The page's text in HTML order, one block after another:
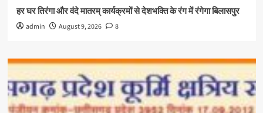
हर घर तिरंगा और वंदे मातरम् कार्यक्रमों से देशभक्ति के रंग में रंगेगा बिलासपुर
admin August 9, 2026 8